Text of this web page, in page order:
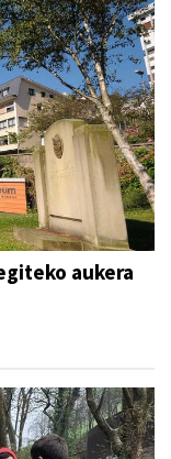
aukera